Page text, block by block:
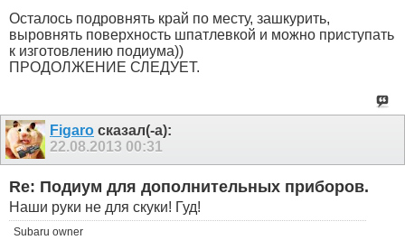
Осталось подровнять край по месту, зашкурить,
выровнять поверхность шпатлевкой и можно приступать
к изготовлению подиума))
ПРОДОЛЖЕНИЕ СЛЕДУЕТ.
Figaro сказал(-а):
22.08.2013 00:31
Re: Подиум для дополнительных приборов.
Наши руки не для скуки! Гуд!
Subaru owner